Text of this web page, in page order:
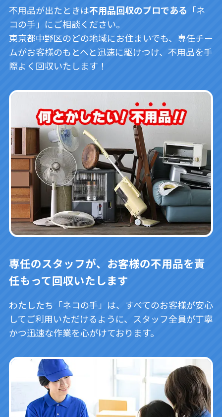
不用品が出たときは不用品回収のプロである 「ネ
コの手」にご相談ください。
東京都中野区のどの地域にお住まいでも、専任チー
ムがお客様のもとへと迅速に駆けつけ、不用品を手
際よく回収いたします！
専任のスタッフが、お客様の不用品を責
任もって回収いたします
わたしたち「ネコの手」は、すべてのお客様が安心
してご利用いただけるように、スタッフ全員が丁寧
かつ迅速な作業を心がけております。